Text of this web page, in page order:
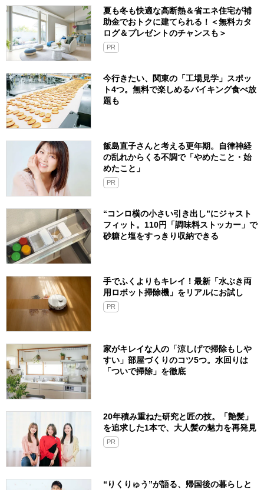
夏も冬も快適な高断熱＆省エネ住宅が補
助金でおトクに建てられる！＜無料カタ
ログ＆プレゼントのチャンスも＞
PR
今行きたい、関東の「工場見学」スポッ
ト4つ。無料で楽しめるバイキング食べ放
題も
飯島直子さんと考える更年期。自律神経
の乱れからくる不調で「やめたこと・始
めたこと」
PR
“コンロ横の小さい引き出し”にジャスト
フィット。110円「調味料ストッカー」で
砂糖と塩をすっきり収納できる
手でふくよりもキレイ！最新「水ぶき両
用ロボット掃除機」をリアルにお試し
PR
家がキレイな人の「涼しげで掃除もしや
すい」部屋づくりのコツ5つ。水回りは
「ついで掃除」を徹底
20年積み重ねた研究と匠の技。「艶髪」
を追求した1本で、大人髪の魅力を再発見
PR
“りくりゅう”が語る、帰国後の暮らしと